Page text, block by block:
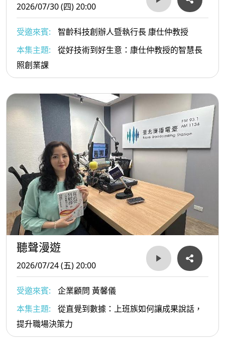
2026/07/30 (四) 20:00
受邀來賓:
智齡科技創辦人暨執行長 康仕仲教授
本集主題:
從好技術到好生意：康仕仲教授的智慧長
照創業課
聽聲漫遊
2026/07/24 (五) 20:00
受邀來賓:
企業顧問 黃馨儀
本集主題:
從直覺到數據：上班族如何讓成果說話，
提升職場決策力